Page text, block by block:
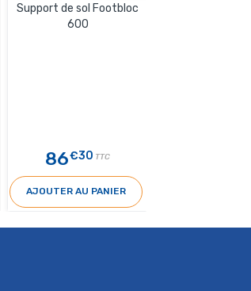
Support de sol Footbloc
600
86€30 TTC
AJOUTER AU PANIER